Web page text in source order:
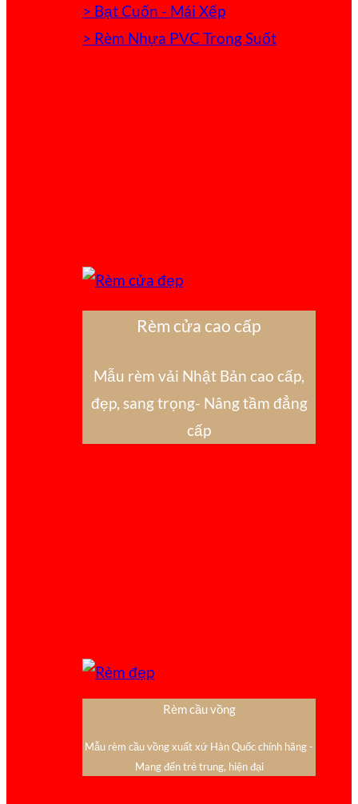
> Bạt Cuốn - Mái Xếp
> Rèm Nhựa PVC Trong Suốt
Rèm cửa cao cấp
Mẫu rèm vải Nhật Bản cao cấp,
đẹp, sang trọng- Nâng tầm đẳng
cấp
Rèm cầu vồng
Mẫu rèm cầu vồng xuất xứ Hàn Quốc chính hãng -
Mang đến trẻ trung, hiện đại